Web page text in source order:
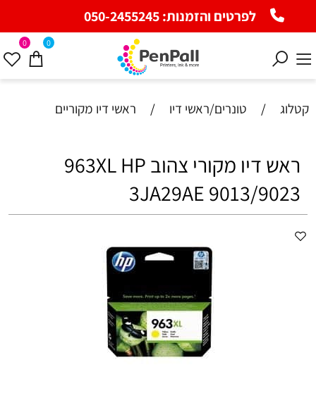
לפרטים והזמנות:050-2455245
0 0
קטלוג / טונרים/ראשי דיו / ראשי דיו מקוריים
ראש דיו מקורי צהוב 963XL HP
3JA29AE 9013/9023